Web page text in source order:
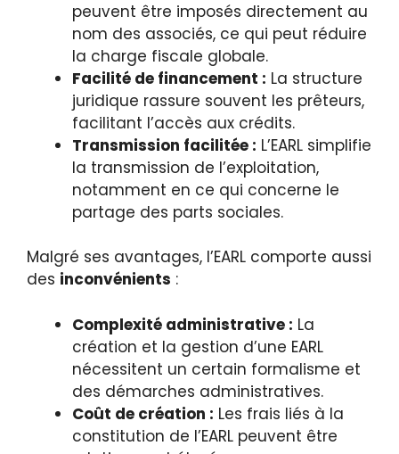
peuvent être imposés directement au
nom des associés, ce qui peut réduire
la charge fiscale globale.
Facilité de financement : La structure
juridique rassure souvent les prêteurs,
facilitant l’accès aux crédits.
Transmission facilitée : L’EARL simplifie
la transmission de l’exploitation,
notamment en ce qui concerne le
partage des parts sociales.
Malgré ses avantages, l’EARL comporte aussi
des inconvénients :
Complexité administrative : La
création et la gestion d’une EARL
nécessitent un certain formalisme et
des démarches administratives.
Coût de création : Les frais liés à la
constitution de l’EARL peuvent être